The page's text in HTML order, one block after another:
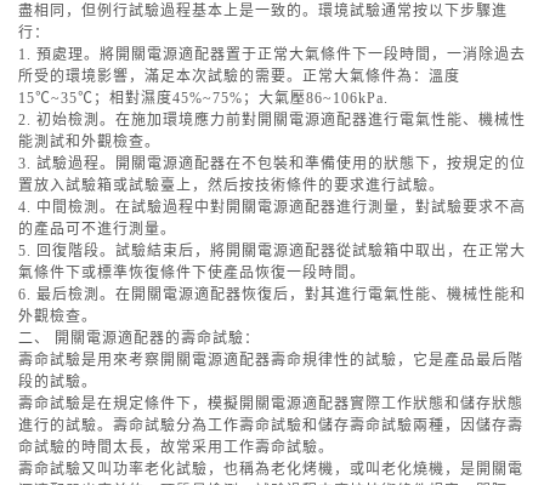
盡相同，但例行試驗過程基本上是一致的。環境試驗通常按以下步驟進
行：
1. 預處理。將開關電源適配器置于正常大氣條件下一段時間，一消除過去
所受的環境影響，滿足本次試驗的需要。正常大氣條件為：溫度
15℃~35℃；相對濕度45%~75%；大氣壓86~106kPa.
2. 初始檢測。在施加環境應力前對開關電源適配器進行電氣性能、機械性
能測試和外觀檢查。
3. 試驗過程。開關電源適配器在不包裝和準備使用的狀態下，按規定的位
置放入試驗箱或試驗臺上，然后按技術條件的要求進行試驗。
4. 中間檢測。在試驗過程中對開關電源適配器進行測量，對試驗要求不高
的產品可不進行測量。
5. 回復階段。試驗結束后，將開關電源適配器從試驗箱中取出，在正常大
氣條件下或標準恢復條件下使產品恢復一段時間。
6. 最后檢測。在開關電源適配器恢復后，對其進行電氣性能、機械性能和
外觀檢查。
二、 開關電源適配器的壽命試驗：
壽命試驗是用來考察開關電源適配器壽命規律性的試驗，它是產品最后階
段的試驗。
壽命試驗是在規定條件下，模擬開關電源適配器實際工作狀態和儲存狀態
進行的試驗。壽命試驗分為工作壽命試驗和儲存壽命試驗兩種，因儲存壽
命試驗的時間太長，故常采用工作壽命試驗。
壽命試驗又叫功率老化試驗，也稱為老化烤機，或叫老化燒機，是開關電